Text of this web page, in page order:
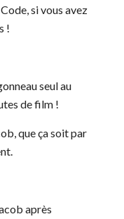
si vous avez
!
seul au
de film !
que ça soit par
après